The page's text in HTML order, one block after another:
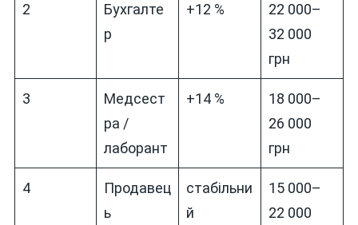
2
Бухгалте
р
+12 %
22 000–
32 000
грн
3
Медсест
ра /
лаборант
+14 %
18 000–
26 000
грн
4
Продавец
ь
стабільни
й
15 000–
22 000